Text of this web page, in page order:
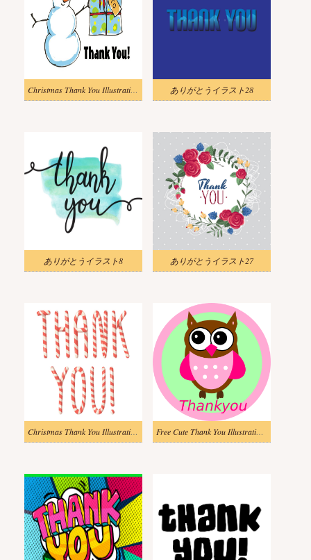
Christmas Thank You Illustration free ありがとうイラスト28
ありがとうイラスト8 ありがとうイラスト27
Christmas Thank You Illustration image Free Cute Thank You Illustration images